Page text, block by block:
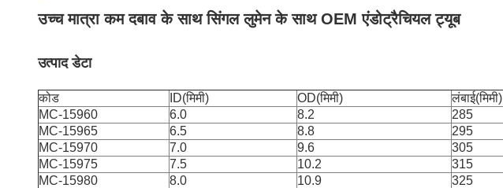
उच्च मात्रा कम दबाव के साथ सिंगल लुमेन के साथ OEM एंडोट्रैचियल ट्यूब
उत्पाद डेटा
कोड ID(मिमी) OD(मिमी)
लंबाई(मिमी)
MC-15960
6.0 8.2
285
MC-15965
6.5 8.8
295
MC-15970
7.0 9.6
305
MC-15975
7.5 10.2
315
MC-15980
8.0 10.9
325